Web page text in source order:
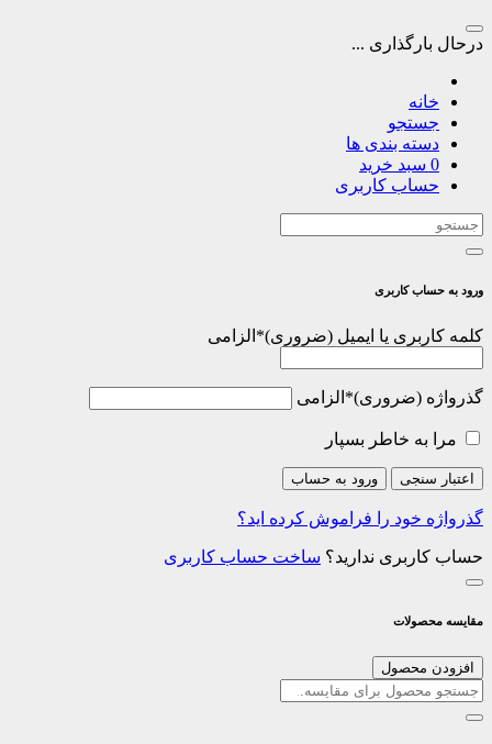
درحال بارگذاری ...
خانه
جستجو
دسته بندی ها
0 سبد خرید
حساب کاربری
ورود به حساب کاربری
کلمه کاربری یا ایمیل * الزامی
گذرواژه * الزامی
مرا به خاطر بسپار
اعتبار سنجی ورود به حساب
گذرواژه خود را فراموش کرده اید؟
حساب کاربری ندارید؟ ساخت حساب کاربری
مقایسه محصولات
افزودن محصول